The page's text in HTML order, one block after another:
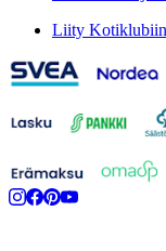
Liity Kotiklubiin